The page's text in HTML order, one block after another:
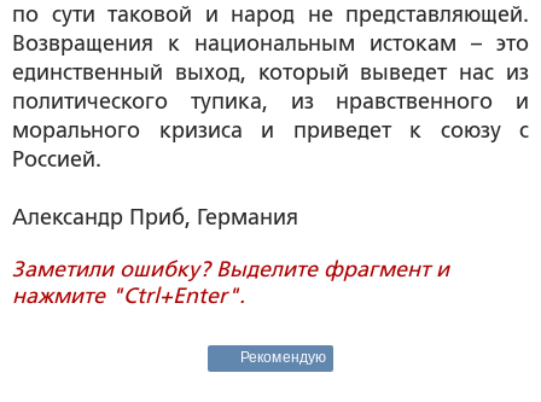
по сути таковой и народ не представляющей.
Возвращения к национальным истокам – это
единственный выход, который выведет нас из
политического тупика, из нравственного и
морального кризиса и приведет к союзу с
Россией.
Александр Приб, Германия
Заметили ошибку? Выделите фрагмент и
нажмите "Ctrl+Enter".
Рекомендую